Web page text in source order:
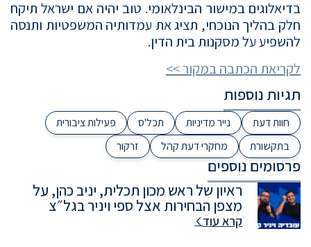
בדיאלוגים במישור הבינלאומי. טוב יהיה אם ישראל תיקח
חלק בהליך הנוכחי, תציג את עמדותיה המשפטיות ותנסה
להשפיע על מסקנות בית הדין.
לקריאת הכתבה במקור >>
תגיות נוספות
חוות דעת נייר מדיניות תכל'ס
פעילות ציבורית
בתקשורת
מחקרי דעת קהל זרקור
פרסומים נוספים
ראיון של ראש מכון תכלית, יניב כהן, על
מצפן הבחירות אצל ספי ויניר בגל״צ
קרא עוד